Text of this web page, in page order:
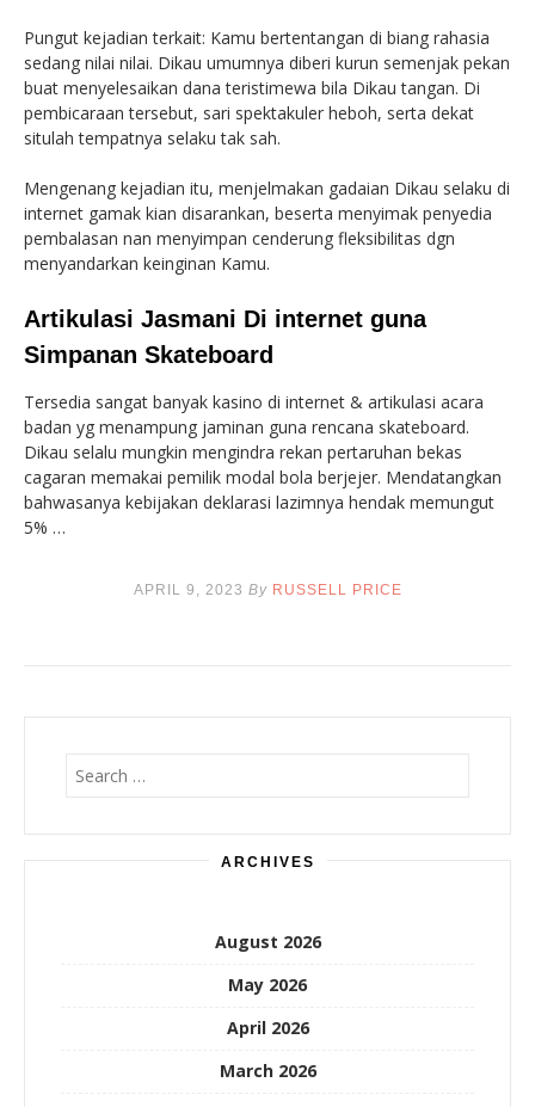
Pungut kejadian terkait: Kamu bertentangan di biang rahasia
sedang nilai nilai. Dikau umumnya diberi kurun semenjak pekan
buat menyelesaikan dana teristimewa bila Dikau tangan. Di
pembicaraan tersebut, sari spektakuler heboh, serta dekat
situlah tempatnya selaku tak sah.
Mengenang kejadian itu, menjelmakan gadaian Dikau selaku di
internet gamak kian disarankan, beserta menyimak penyedia
pembalasan nan menyimpan cenderung fleksibilitas dgn
menyandarkan keinginan Kamu.
Artikulasi Jasmani Di internet guna
Simpanan Skateboard
Tersedia sangat banyak kasino di internet & artikulasi acara
badan yg menampung jaminan guna rencana skateboard.
Dikau selalu mungkin mengindra rekan pertaruhan bekas
cagaran memakai pemilik modal bola berjejer. Mendatangkan
bahwasanya kebijakan deklarasi lazimnya hendak memungut
5% …
APRIL 9, 2023 By RUSSELL PRICE
Search
for:
ARCHIVES
August 2026
May 2026
April 2026
March 2026